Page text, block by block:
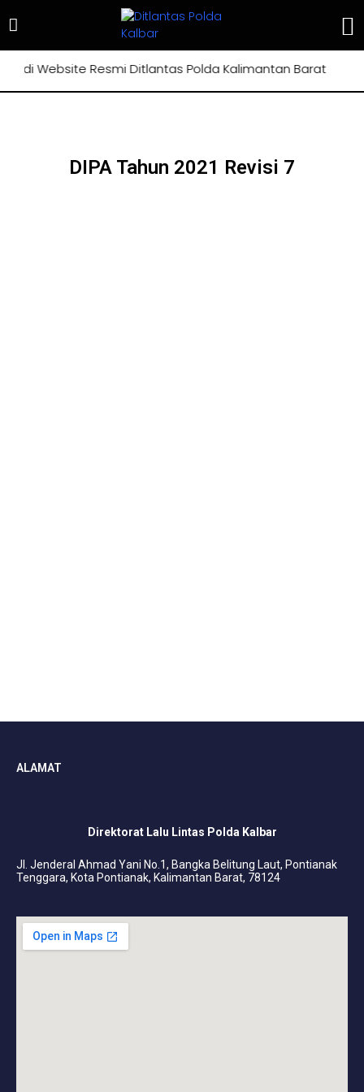
di Website Resmi Ditlantas Polda Kalimantan Barat
DIPA Tahun 2021 Revisi 7
ALAMAT
Direktorat Lalu Lintas Polda Kalbar
Jl. Jenderal Ahmad Yani No.1, Bangka Belitung Laut, Pontianak
Tenggara, Kota Pontianak, Kalimantan Barat, 78124